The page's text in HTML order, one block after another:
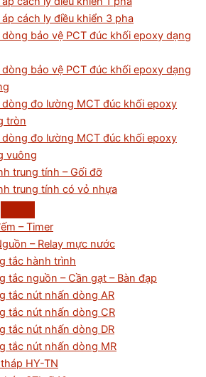
áp cách ly điều khiển 3 pha
dòng bảo vệ PCT đúc khối epoxy dạng
dòng bảo vệ PCT đúc khối epoxy dạng
dòng đo lường MCT đúc khối epoxy
tròn
dòng đo lường MCT đúc khối epoxy
vuông
trung tính – Gối đỡ
trung tính có vỏ nhựa
– Timer
– Relay mực nước
tắc hành trình
tắc nguồn – Cần gạt – Bàn đạp
tắc nút nhấn dòng AR
tắc nút nhấn dòng CR
tắc nút nhấn dòng DR
tắc nút nhấn dòng MR
HY-TN